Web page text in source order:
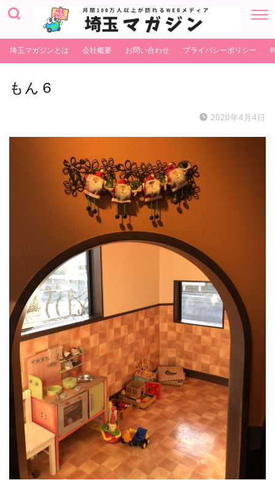
埼玉マガジンとは 会社概要 お問い合わせ プライバシーポリシー
もん６
2020年4月4日